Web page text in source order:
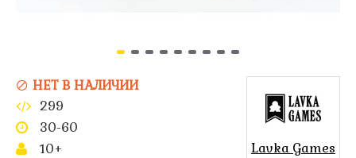
НЕТ В НАЛИЧИИ
299
30-60
10+
Lavka Games